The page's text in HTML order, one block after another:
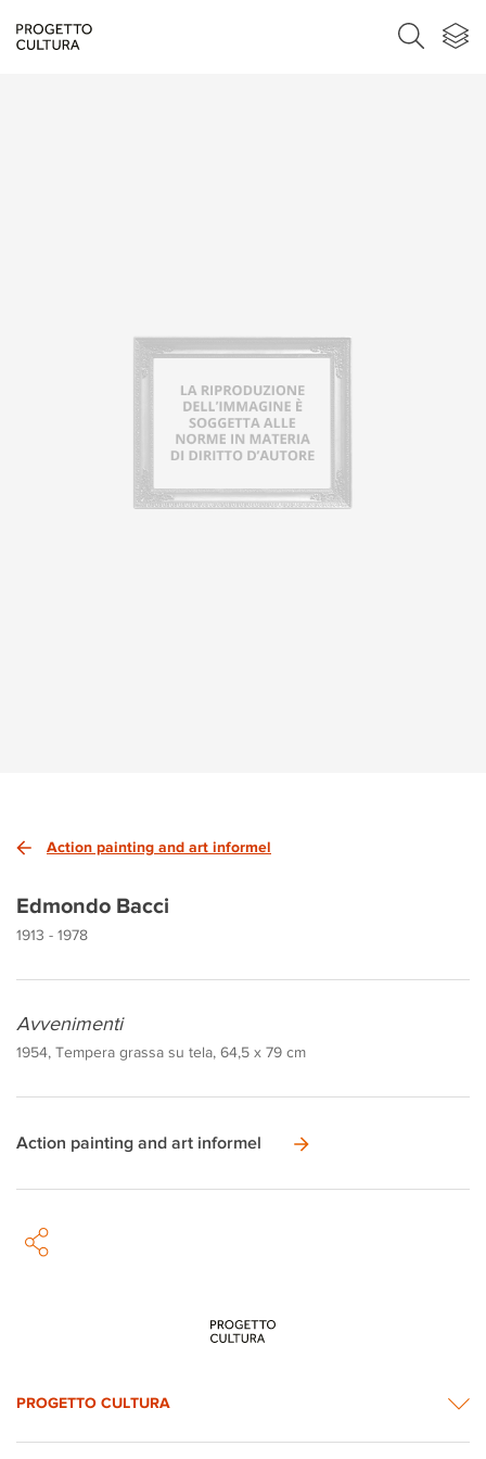
Action painting and art informel
Edmondo Bacci
1913 - 1978
Avvenimenti
1954, Tempera grassa su tela, 64,5 x 79 cm
Action painting and art informel
PROGETTO CULTURA